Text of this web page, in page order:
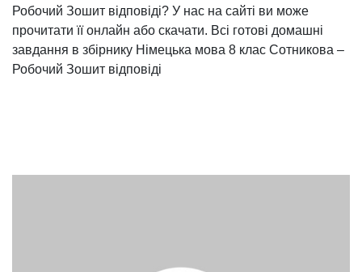
Робочий Зошит відповіді? У нас на сайті ви може
прочитати її онлайн або скачати. Всі готові домашні
завдання в збірнику Німецька мова 8 клас Сотникова –
Робочий Зошит відповіді